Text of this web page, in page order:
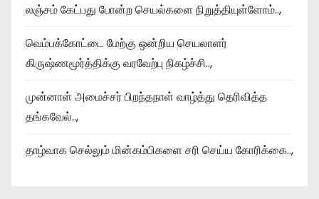
லஞ்சம் கேட்பது போன்ற செயல்களை நிறுத்தியுள்ளோம்..,
வெம்பக்கோட்டை மேற்கு ஒன்றிய செயலாளர்
கிருஷ்ணமூர்த்திக்கு வரவேற்பு நிகழ்ச்சி..,
முன்னாள் அமைச்சர் பிறந்தநாள் வாழ்த்து தெரிவித்த
தங்கவேல்..,
தாழ்வாக செல்லும் மின்கம்பிகளை சரி செய்ய கோரிக்கை..,